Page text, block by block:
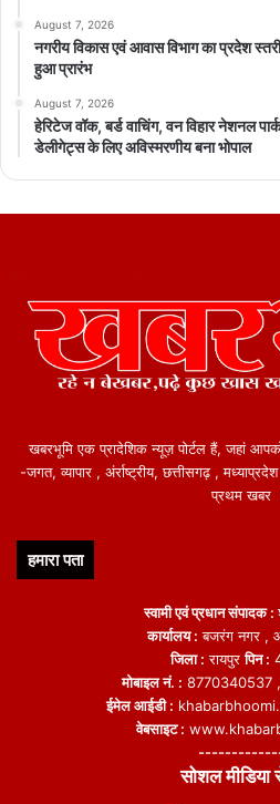
August 7, 2026
नगरीय विकास एवं आवास विभाग का प्रदेश
हुआ प्रारंभ
August 7, 2026
हेरिटेज वॉक, बर्ड वाचिंग, वन विहार नेशनल
डेलीगेट्स के लिए अविस्मरणीय बना भोपाल
खबरभूमि एक प्रादेशिक न्यूज़ पोर्टल हैं, जहां
-जगत, व्यापार , अंर्राष्ट्रीय, छत्तीसगढ़ ,
प्रथम खबर
हमारा पता
स्वामी एवं प्रधान संपादक :
कार्यालय : बजरंग नगर ,
जिला : रायपुरपिन :
मोबाइल नं. : 8770340537
ईमेल आईडी :
वेबसाइट :
सोशल